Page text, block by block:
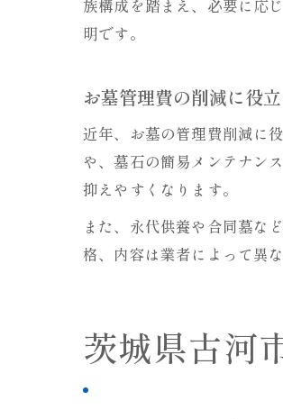
族構成を踏まえ、必要に応
明です。
お墓管理費の削減に役
近年、お墓の管理費削減に
や、墓石の簡易メンテナン
抑えやすくなります。
また、永代供養や合同墓な
格、内容は業者によって異
茨城県古河